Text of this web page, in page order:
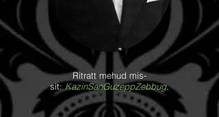
Ritratt mehud mis-
sit: KazinSanGuzeppZebbug.